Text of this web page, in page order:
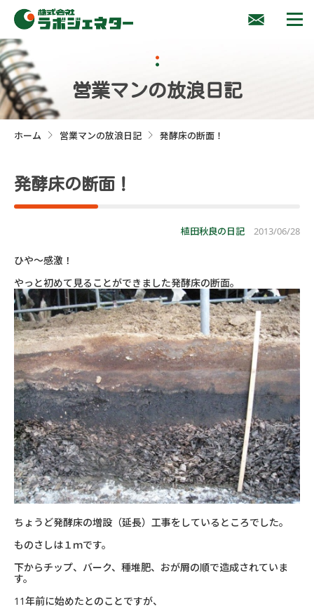
営業マンの放浪日記
ホーム >営業マンの放浪日記 >発酵床の断面！
発酵床の断面！
植田秋良の日記 2013/06/28
ひや～感激！
やっと初めて見ることができました発酵床の断面。
ちょうど発酵床の増設（延長）工事をしているところでした。
ものさしは１ｍです。
下からチップ、バーク、種堆肥、おが屑の順で造成されていま
す。
11年前に始めたとのことですが、